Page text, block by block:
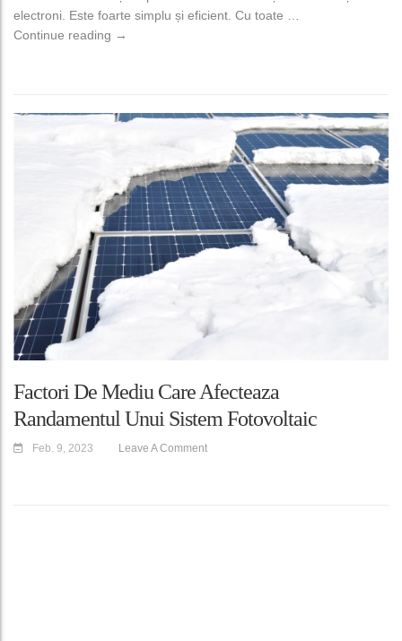
electroni. Este foarte simplu și eficient. Cu toate …
Continue reading Montajul panourilor fotovoltaice ⚒️
→
Factori De Mediu Care Afecteaza
Randamentul Unui Sistem Fotovoltaic
Feb. 9, 2023 Leave A Comment